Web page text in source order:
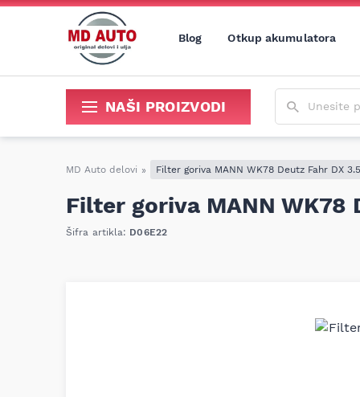
Blog Otkup akumulatora
NAŠI PROIZVODI
MD Auto delovi » Filter goriva MANN WK78 Deutz Fahr DX
Filter goriva MANN WK78
Šifra artikla: D06E22